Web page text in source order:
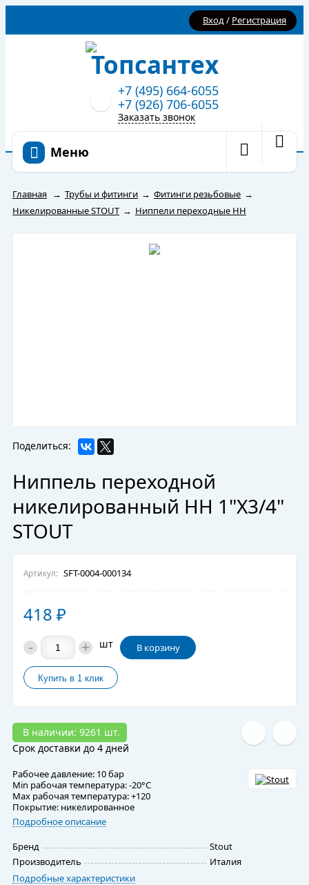
Вход/ Регистрация
+7 (495) 664-6055
+7 (926) 706-6055
Заказать звонок
Меню
Главная → Трубы и фитинги → Фитинги резьбовые →
Никелированные STOUT → Ниппели переходные НН
Поделиться:
Ниппель переходной
никелированный HH 1"X3/4"
STOUT
Артикул: SFT-0004-000134
418 ₽
- + шт В корзину
В наличии: 9261 шт.
Срок доставки до 4 дней
Рабочее давление: 10 бар
Min рабочая температура: -20°C
Max рабочая температура: +120
Покрытие: никелированное
Подробное описание
Бренд
Stout
Производитель
Италия
Подробные характеристики